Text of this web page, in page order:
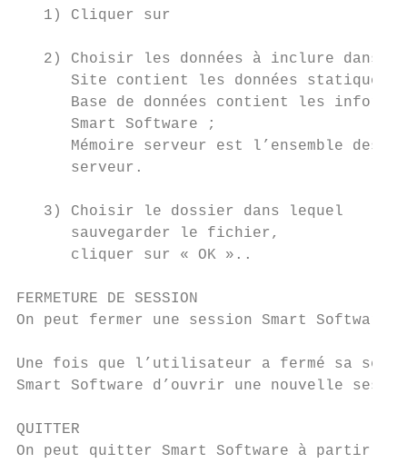
   1) Cliquer sur
2) Choisir les données à inclure dans
Site contient les données statiques
Base de données contient les
      Smart Software ;
Mémoire serveur est l’ensemble des
      serveur.
   3) Choisir le dossier dans lequel
      sauvegarder le fichier,
      cliquer sur « OK »..
FERMETURE DE SESSION
On peut fermer une session Smart
Une fois que l’utilisateur a fermé sa
Smart Software d’ouvrir une nouvelle
QUITTER
On peut quitter Smart Software à partir